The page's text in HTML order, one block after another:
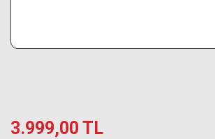
3.999,00 TL